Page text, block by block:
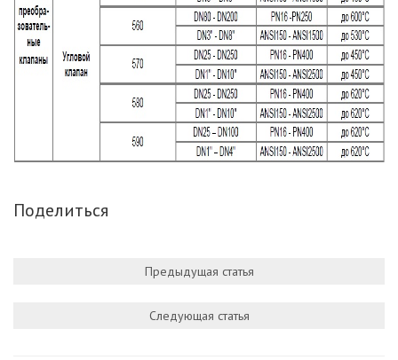
Поделиться
Предыдущая статья
Следующая статья